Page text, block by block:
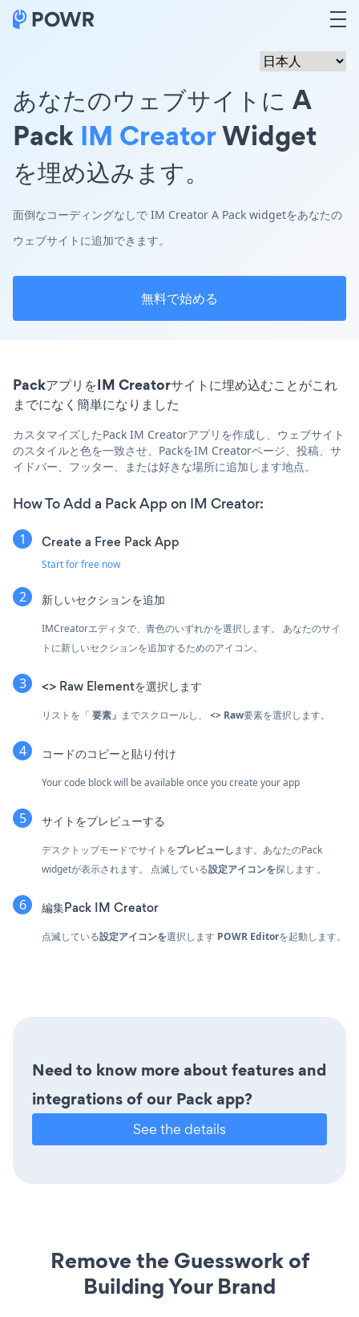
あなたのウェブサイトに A
Pack IM CreatorWidget
を埋め込みます。
面倒なコーディングなしで IM Creator A Pack widgetをあなたの
ウェブサイトに追加できます。
無料で始める
PackアプリをIM Creatorサイトに埋め込むことがこれ
までになく簡単になりました
カスタマイズしたPack IM Creatorアプリを作成し、ウェブサイト
のスタイルと色を一致させ、PackをIM Creatorページ、投稿、サ
イドバー、フッター、または好きな場所に追加します地点。
How To Add a Pack App on IM Creator:
Create a Free Pack App
Start for free now
新しいセクションを追加
IMCreatorエディタで、青色のいずれかを選択します。 あなたのサイ
トに新しいセクションを追加するためのアイコン。
<> Raw Elementを選択します
リストを「 要素」 までスクロールし、 <> Raw要素を選択します。
コードのコピーと貼り付け
Your code block will be available once you create your app
サイトをプレビューする
デスクトップモードでサイトをプレビューします。あなたのPack
widgetが表示されます。 点滅している設定アイコンを探します 。
編集Pack IM Creator
点滅している設定アイコンを選択します POWR Editorを起動します。
Need to know more about features and
integrations of our Pack app?
See the details
Remove the Guesswork of
Building Your Brand